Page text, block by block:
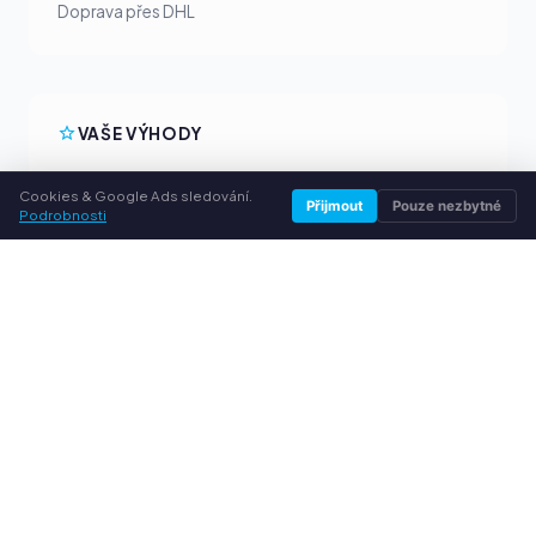
Doprava přes DHL
VAŠE VÝHODY
Férové výkupní ceny
Peníze předem přes PayPal
Cookies & Google Ads sledování.
Podrobnosti
Přijmout Pouze nezbytné